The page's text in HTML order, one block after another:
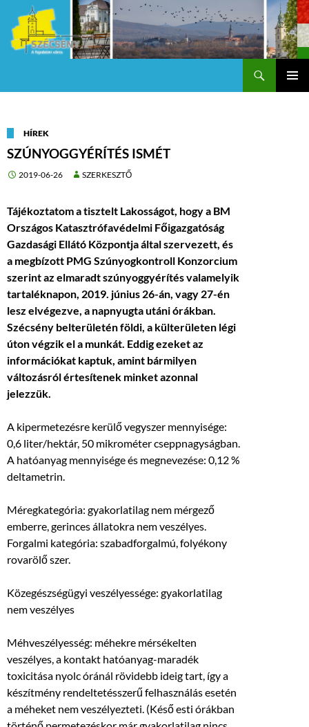
HÍREK
SZÚNYOGGYÉRÍTÉS ISMÉT
2019-06-26 SZERKESZTŐ
Tájékoztatom a tisztelt Lakosságot, hogy a BM
Országos Katasztrófavédelmi Főigazgatóság
Gazdasági Ellátó Központja által szervezett, és
a megbízott PMG Szúnyogkontroll Konzorcium
szerint az elmaradt szúnyoggyérítés valamelyik
tartaléknapon, 2019. június 26-án, vagy 27-én
lesz elvégezve, a napnyugta utáni órákban.
Szécsény belterületén földi, a külterületen légi
úton végzik el a munkát. Eddig ezeket az
információkat kaptuk, amint bármilyen
változásról értesítenek minket azonnal
jelezzük.
A kipermetezésre kerülő vegyszer mennyisége:
0,6 liter/hektár, 50 mikrométer cseppnagyságban.
A hatóanyag mennyisége és megnevezése: 0,12 %
deltametrin.
Méregkategória: gyakorlatilag nem mérgező
emberre, gerinces állatokra nem veszélyes.
Forgalmi kategória: szabadforgalmú, folyékony
rovarölő szer.
Közegészségügyi veszélyessége: gyakorlatilag
nem veszélyes
Méhveszélyesség: méhekre mérsékelten
veszélyes, a kontakt hatóanyag-maradék
toxicitása nyolc óránál rövidebb ideig tart, így a
készítmény rendeltetésszerű felhasználás esetén
a méheket nem veszélyezteti. (Késő esti órákban